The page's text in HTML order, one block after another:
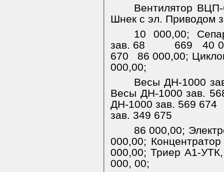
Вентилятор
Шнек с эл. Приводом
10 000,00;
зав. 68
669
40
670
86 000,00;
000,00;
Весы ДН-1000
Весы ДН-1000 зав.
ДН-1000 зав. 569 674
зав. 349 675
86 000,00;
000,00;
000,00; Триер А1-
000, 00;